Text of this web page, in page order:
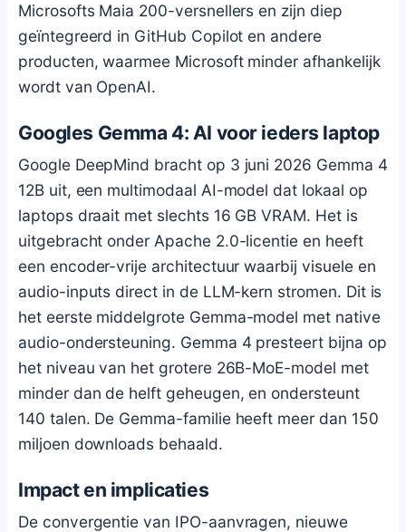
Microsofts Maia 200-versnellers en zijn diep
geïntegreerd in GitHub Copilot en andere
producten, waarmee Microsoft minder afhankelijk
wordt van OpenAI.
Googles Gemma 4: AI voor ieders laptop
Google DeepMind bracht op 3 juni 2026 Gemma 4
12B uit, een multimodaal AI-model dat lokaal op
laptops draait met slechts 16 GB VRAM. Het is
uitgebracht onder Apache 2.0-licentie en heeft
een encoder-vrije architectuur waarbij visuele en
audio-inputs direct in de LLM-kern stromen. Dit is
het eerste middelgrote Gemma-model met native
audio-ondersteuning. Gemma 4 presteert bijna op
het niveau van het grotere 26B-MoE-model met
minder dan de helft geheugen, en ondersteunt
140 talen. De Gemma-familie heeft meer dan 150
miljoen downloads behaald.
Impact en implicaties
De convergentie van IPO-aanvragen, nieuwe